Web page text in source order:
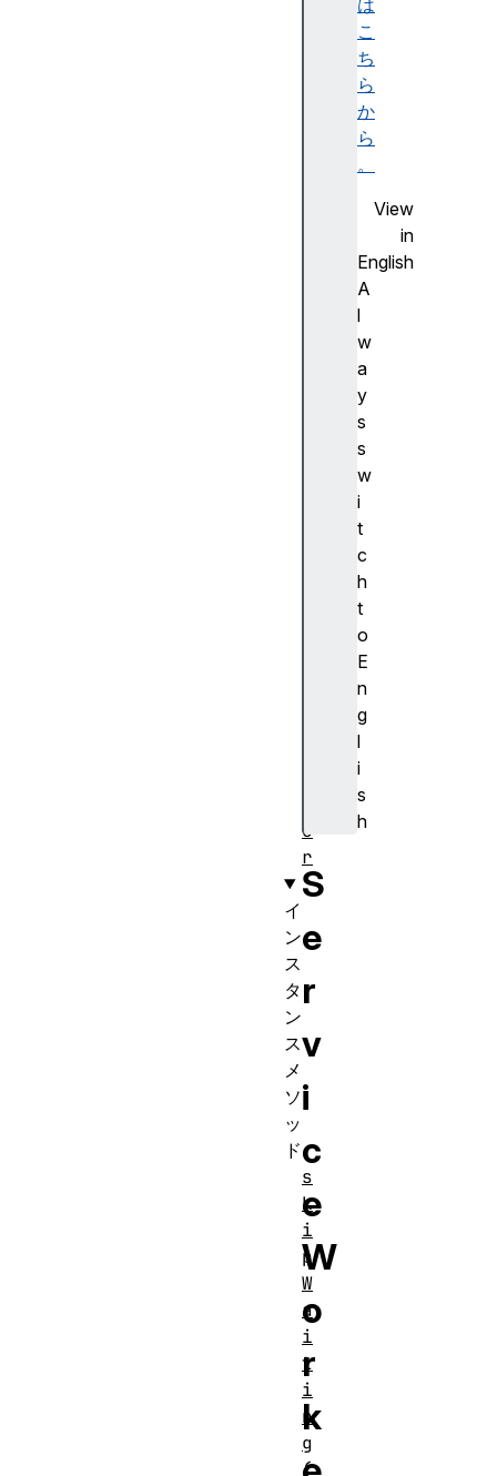
は
こ
ち
ら
か
ら
。
View
in
English
A
l
w
a
y
s
s
w
i
t
c
h
t
o
E
n
g
l
i
s
h
S
e
r
v
i
c
e
W
o
r
k
e
r
イ
ン
ス
タ
ン
ス
メ
ソ
ッ
ド
s
k
i
p
W
a
i
t
i
n
g
(